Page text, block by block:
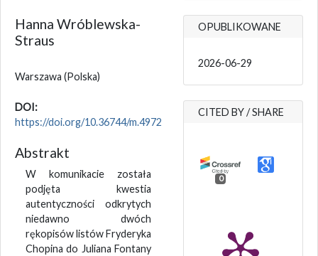
Hanna Wróblewska-
Straus
Warszawa (Polska)
DOI:
https://doi.org/10.36744/m.4972
Abstrakt
W komunikacie została
podjęta kwestia
autentyczności odkrytych
niedawno dwóch
rękopisów listów Fryderyka
Chopina do Juliana Fontany
OPUBLIKOWANE
2026-06-29
CITED BY / SHARE
0